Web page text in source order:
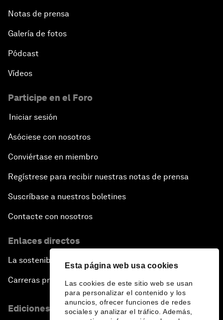
Esta página web usa cookies
Las cookies de este sitio web se usan
para personalizar el contenido y los
anuncios, ofrecer funciones de redes
sociales y analizar el tráfico. Además,
Notas de prensa
Galería de fotos
Pódcast
Vídeos
Participe en el Foro
Iniciar sesión
Asóciese con nosotros
Conviértase en miembro
Regístrese para recibir nuestras notas de prensa
Suscríbase a nuestros boletines
Contacte con nosotros
Enlaces directos
La sostenibilidad en el Foro
Carreras profesionales
Ediciones en otros idiomas